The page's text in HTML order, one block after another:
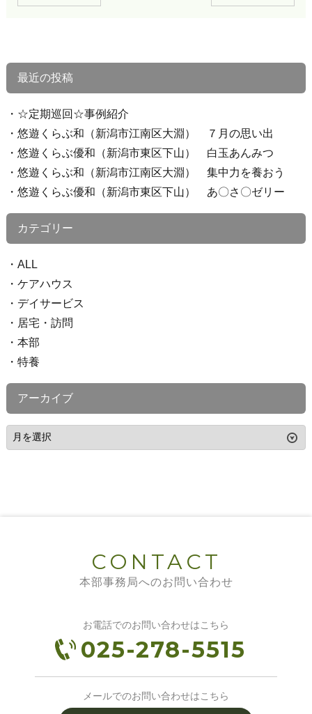
最近の投稿
☆定期巡回☆事例紹介
悠遊くらぶ和（新潟市江南区大淵） ７月の思い出
悠遊くらぶ優和（新潟市東区下山） 白玉あんみつ
悠遊くらぶ和（新潟市江南区大淵） 集中力を養おう
悠遊くらぶ優和（新潟市東区下山） あ〇さ〇ゼリー
カテゴリー
ALL
ケアハウス
デイサービス
居宅・訪問
本部
特養
アーカイブ
CONTACT
本部事務局へのお問い合わせ
お電話でのお問い合わせはこちら
025-278-5515
メールでのお問い合わせはこちら